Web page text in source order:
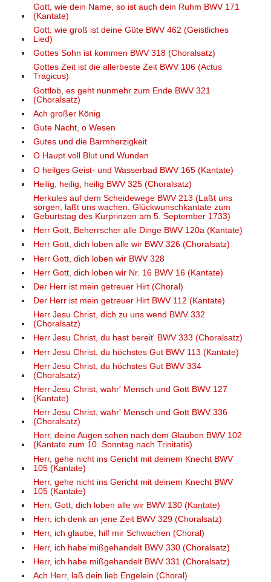
Gott, wie dein Name, so ist auch dein Ruhm BWV 171
(Kantate)
Gott, wie groß ist deine Güte BWV 462 (Geistliches
Lied)
Gottes Sohn ist kommen BWV 318 (Choralsatz)
Gottes Zeit ist die allerbeste Zeit BWV 106 (Actus
Tragicus)
Gottlob, es geht nunmehr zum Ende BWV 321
(Choralsatz)
Ach großer König
Gute Nacht, o Wesen
Gutes und die Barmherzigkeit
O Haupt voll Blut und Wunden
O heilges Geist- und Wasserbad BWV 165 (Kantate)
Heilig, heilig, heilig BWV 325 (Choralsatz)
Herkules auf dem Scheidewege BWV 213 (Laßt uns
sorgen, laßt uns wachen, Glückwunschkantate zum
Geburtstag des Kurprinzen am 5. September 1733)
Herr Gott, Beherrscher alle Dinge BWV 120a (Kantate)
Herr Gott, dich loben alle wir BWV 326 (Choralsatz)
Herr Gott, dich loben wir BWV 328
Herr Gott, dich loben wir Nr. 16 BWV 16 (Kantate)
Der Herr ist mein getreuer Hirt (Choral)
Der Herr ist mein getreuer Hirt BWV 112 (Kantate)
Herr Jesu Christ, dich zu uns wend BWV 332
(Choralsatz)
Herr Jesu Christ, du hast bereit' BWV 333 (Choralsatz)
Herr Jesu Christ, du höchstes Gut BWV 113 (Kantate)
Herr Jesu Christ, du höchstes Gut BWV 334
(Choralsatz)
Herr Jesu Christ, wahr' Mensch und Gott BWV 127
(Kantate)
Herr Jesu Christ, wahr' Mensch und Gott BWV 336
(Choralsatz)
Herr, deine Augen sehen nach dem Glauben BWV 102
(Kantate zum 10. Sonntag nach Trinitatis)
Herr, gehe nicht ins Gericht mit deinem Knecht BWV
105 (Kantate)
Herr, gehe nicht ins Gericht mit deinem Knecht BWV
105 (Kantate)
Herr, Gott, dich loben alle wir BWV 130 (Kantate)
Herr, ich denk an jene Zeit BWV 329 (Choralsatz)
Herr, ich glaube, hilf mir Schwachen (Choral)
Herr, ich habe mißgehandelt BWV 330 (Choralsatz)
Herr, ich habe mißgehandelt BWV 331 (Choralsatz)
Ach Herr, laß dein lieb Engelein (Choral)